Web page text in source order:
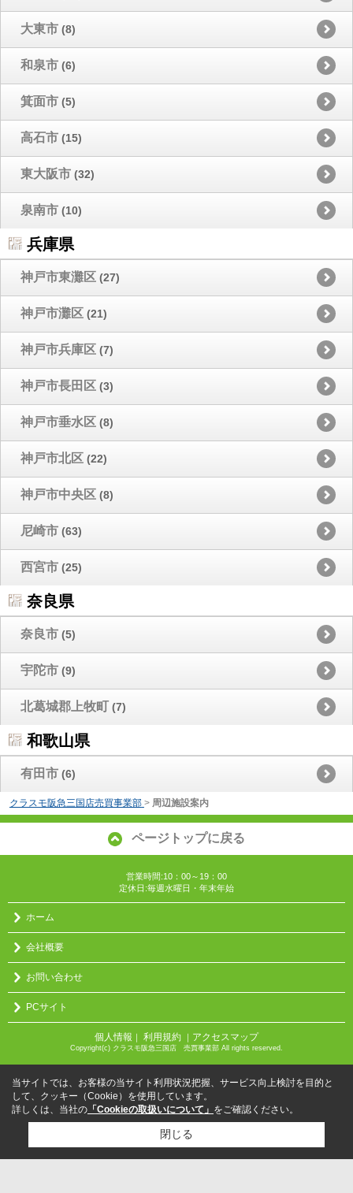
大東市 (8)
和泉市 (6)
箕面市 (5)
高石市 (15)
東大阪市 (32)
泉南市 (10)
兵庫県
神戸市東灘区 (27)
神戸市灘区 (21)
神戸市兵庫区 (7)
神戸市長田区 (3)
神戸市垂水区 (8)
神戸市北区 (22)
神戸市中央区 (8)
尼崎市 (63)
西宮市 (25)
奈良県
奈良市 (5)
宇陀市 (9)
北葛城郡上牧町 (7)
和歌山県
有田市 (6)
クラスモ阪急三国店売買事業部 > 周辺施設案内
ページトップに戻る
営業時間:10：00～19：00
定休日:毎週水曜日・年末年始
ホーム
会社概要
お問い合わせ
PCサイト
個人情報 ｜ 利用規約 ｜ アクセスマップ
Copyright(c) クラスモ阪急三国店 売買事業部 All rights reserved.
当サイトでは、お客様の当サイト利用状況把握、サービス向上検討を目的と
して、クッキー（Cookie）を使用しています。
詳しくは、当社の 「Cookieの取扱いについて」 をご確認ください。
閉じる